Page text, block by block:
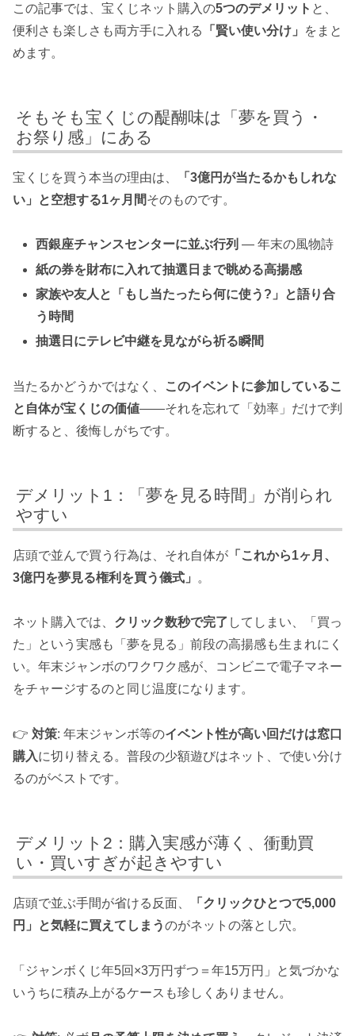
この記事では、宝くじネット購入の5つのデメリット と、
便利さも楽しさも両方手に入れる
「賢い使い分け」
をまと
めます。
そもそも宝くじの醍醐味は「夢を買う・
お祭り感」にある
宝くじを買う本当の理由は、
「3億円が当たるかもしれな
い」と空想する1ヶ月間そのものです。
西銀座チャンスセンターに並ぶ行列 — 年末の風物詩
紙の券を財布に入れて抽選日まで眺める高揚感
家族や友人と「もし当たったら何に使う?」と語り合
う時間
抽選日にテレビ中継を見ながら祈る瞬間
当たるかどうかではなく、
このイベントに参加しているこ
と自体が宝くじの価値——それを忘れて「効率」だけで判
断すると、後悔しがちです。
デメリット1：「夢を見る時間」が削られ
やすい
店頭で並んで買う行為は、それ自体が 「これから1ヶ月、
3億円を夢見る権利を買う儀式」
。
ネット購入では、 クリック数秒で完了 してしまい、「買っ
た」という実感も「夢を見る」前段の高揚感も生まれにく
い。年末ジャンボのワクワク感が、コンビニで電子マネー
をチャージするのと同じ温度になります。
👉 対策: 年末ジャンボ等のイベント性が高い回だけは窓口
購入に切り替える。普段の少額遊びはネット、で使い分け
るのがベストです。
デメリット2：購入実感が薄く、衝動買
い・買いすぎが起きやすい
店頭で並ぶ手間が省ける反面、
「クリックひとつで5,000
円」と気軽に買えてしまうのがネットの落とし穴。
「ジャンボくじ年5回×3万円ずつ＝年15万円」と気づかな
いうちに積み上がるケースも珍しくありません。